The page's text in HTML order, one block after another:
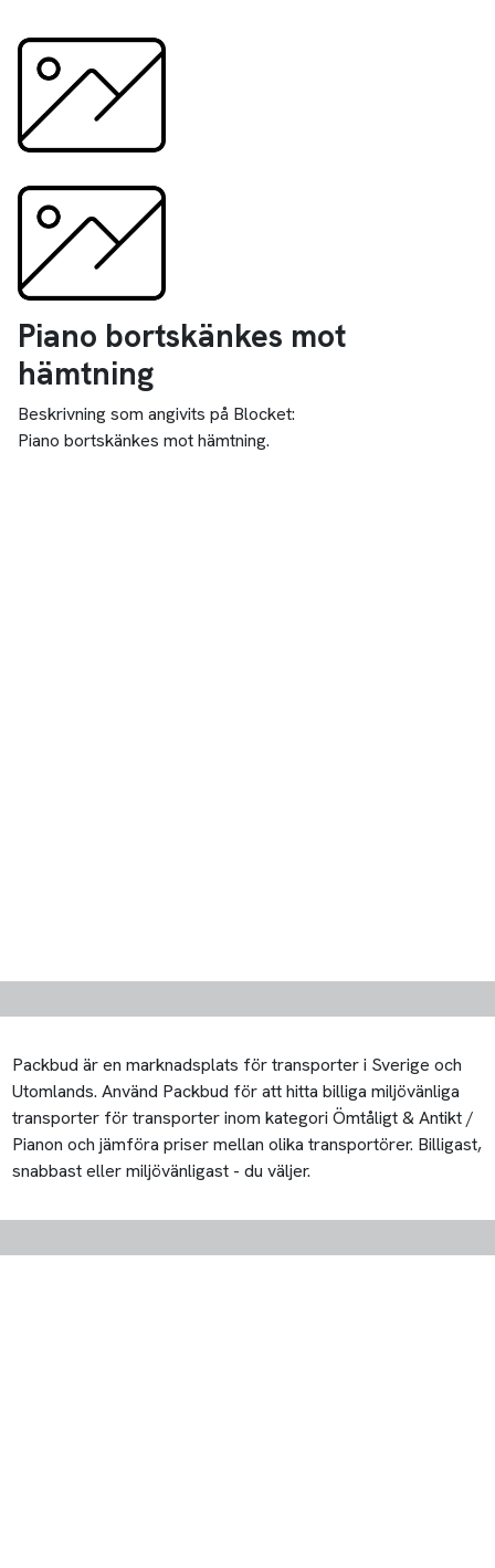
Piano bortskänkes mot
hämtning
Beskrivning som angivits på Blocket:
Piano bortskänkes mot hämtning.
Packbud är en marknadsplats för transporter i Sverige och
Utomlands. Använd Packbud för att hitta billiga miljövänliga
transporter för transporter inom kategori Ömtåligt & Antikt /
Pianon och jämföra priser mellan olika transportörer. Billigast,
snabbast eller miljövänligast - du väljer.